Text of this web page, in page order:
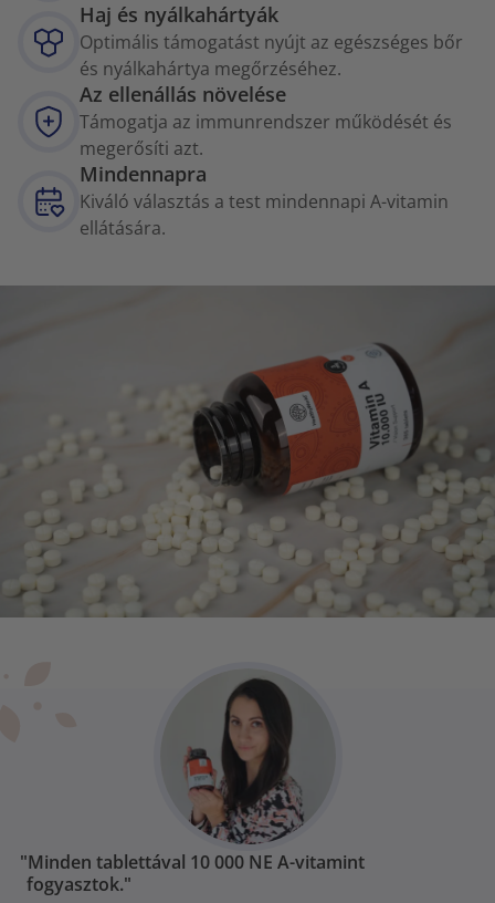
Haj és nyálkahártyák
Optimális támogatást nyújt az egészséges bőr
és nyálkahártya megőrzéséhez.
Az ellenállás növelése
Támogatja az immunrendszer működését és
megerősíti azt.
Mindennapra
Kiváló választás a test mindennapi A-vitamin
ellátására.
"Minden tablettával 10 000 NE A-vitamint
fogyasztok."